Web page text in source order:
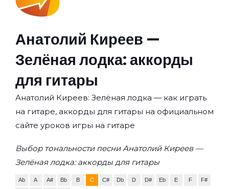
Анатолий Киреев —
Зелёная лодка: аккорды
для гитары
Анатолий Киреев: Зелёная лодка — как играть
на гитаре, аккорды для гитары на официальном
сайте уроков игры на гитаре
Выбор тональности песни Анатолий Киреев —
Зелёная лодка: аккорды для гитары
Ab A A# Bb B C C# Db D D# Eb E F F#